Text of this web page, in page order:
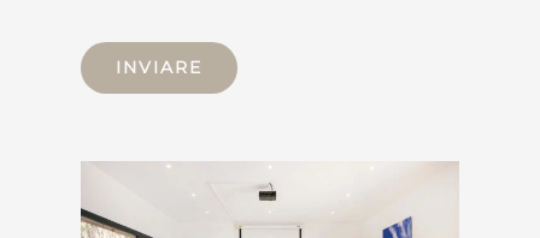
INVIARE